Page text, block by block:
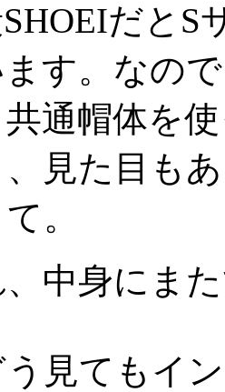
だとS
す。なの
通帽体を
見た目も
。
、中身にま
見てもイ